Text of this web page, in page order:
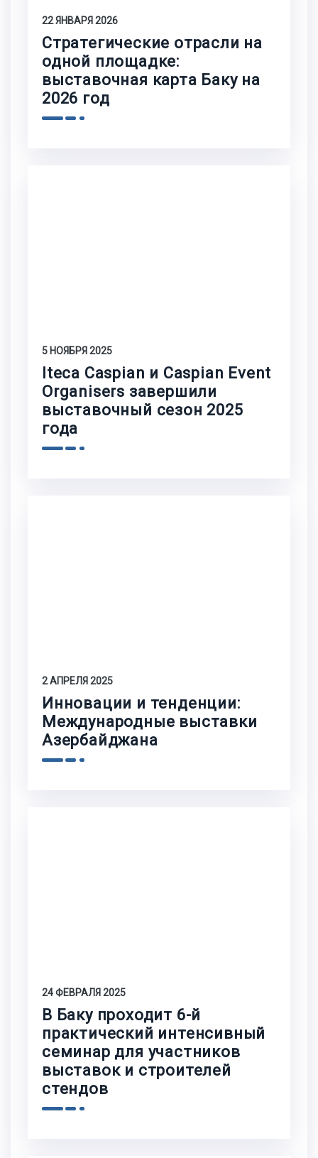
22 ЯНВАРЯ 2026
Стратегические отрасли на
одной площадке:
выставочная карта Баку на
2026 год
5 НОЯБРЯ 2025
Iteca Caspian и Caspian Event
Organisers завершили
выставочный сезон 2025
года
2 АПРЕЛЯ 2025
Инновации и тенденции:
Международные выставки
Азербайджана
24 ФЕВРАЛЯ 2025
В Баку проходит 6-й
практический интенсивный
семинар для участников
выставок и строителей
стендов